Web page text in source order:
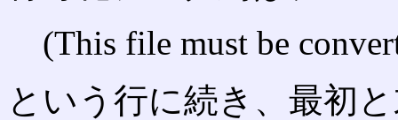
(This file must be
という行に続き、最初